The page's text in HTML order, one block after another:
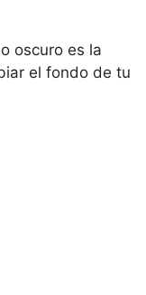
oscuro es la
el fondo de tu